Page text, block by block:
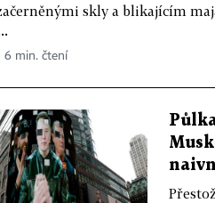
skly a blikajícím
6 min. čtení